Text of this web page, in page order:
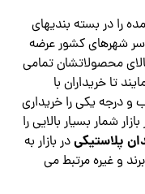
را در بسته بندیهای
شهرهای کشور عرضه
محصولاتشان تمامی
تا خریداران با
و درجه یکی را خریداری
شمار بسیار بالایی را
پلاستیکیدر بازار به
و غیره مرتبط می